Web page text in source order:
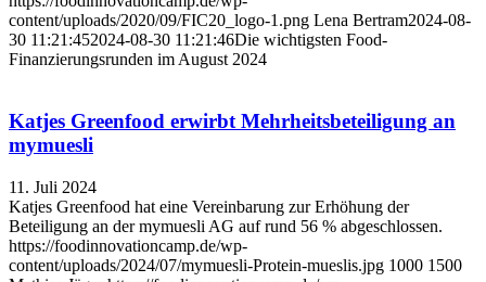
content/uploads/2020/09/FIC20_logo-1.png Lena Bertram2024-08-
30 11:21:452024-08-30 11:21:46Die wichtigsten Food-
Finanzierungsrunden im August 2024
Katjes Greenfood erwirbt Mehrheitsbeteiligung an
mymuesli
11. Juli 2024
Katjes Greenfood hat eine Vereinbarung zur Erhöhung der
Beteiligung an der mymuesli AG auf rund 56 % abgeschlossen.
https://foodinnovationcamp.de/wp-
content/uploads/2024/07/mymuesli-Protein-mueslis.jpg 1000 1500